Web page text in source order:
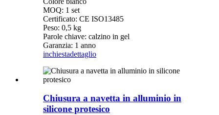
MOQ: 1 set
Certificato: CE ISO13485
Peso: 0,5 kg
Parole chiave: calzino in gel
Garanzia: 1 anno
inchiestadettaglio
Chiusura a navetta in alluminio in
silicone protesico